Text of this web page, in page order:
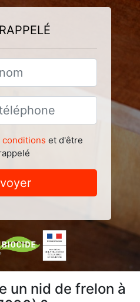
conditions et d'être
un nid de frelon à